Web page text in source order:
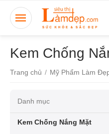
Kem Chống
Trang chủ / Mỹ Phẩm Làm
Danh mục
Kem Chống Nắng Mặt